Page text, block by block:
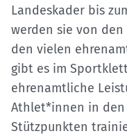
Landeskader bis
werden sie von
den vielen
gibt es im
ehrenamtliche
Athlet*innen in
Stützpunkten